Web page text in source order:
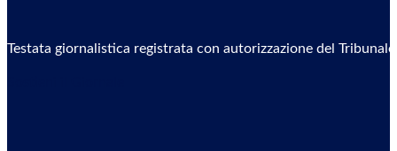
Testata giornalistica registrata con autorizzazione del